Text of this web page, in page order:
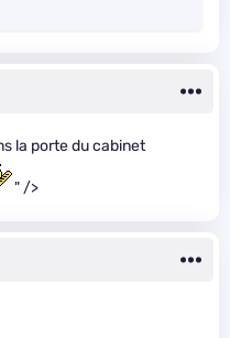
la porte du cabinet
" />